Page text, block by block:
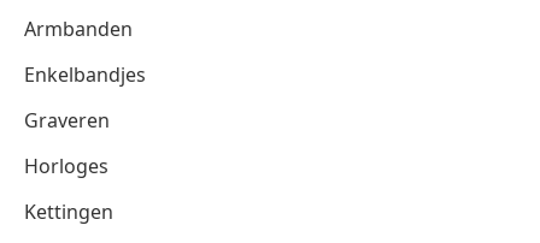
Armbanden
Enkelbandjes
Graveren
Horloges
Kettingen